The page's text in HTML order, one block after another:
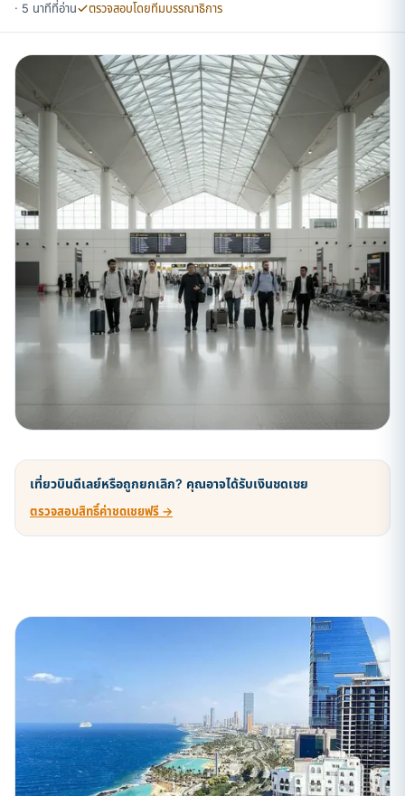
· 5 นาทีที่อ่าน
ตรวจสอบโดยทีมบรรณาธิการ
เที่ยวบินดีเลย์หรือถูกยกเลิก? คุณอาจได้รับเงินชดเชย
ตรวจสอบสิทธิ์ค่าชดเชยฟรี →